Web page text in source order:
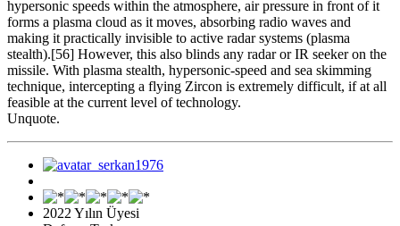
hypersonic speeds within the atmosphere, air pressure in front of it
forms a plasma cloud as it moves, absorbing radio waves and
making it practically invisible to active radar systems (plasma
stealth).[56] However, this also blinds any radar or IR seeker on the
missile. With plasma stealth, hypersonic-speed and sea skimming
technique, intercepting a flying Zircon is extremely difficult, if at all
feasible at the current level of technology.
Unquote.
2022 Yılın Üyesi